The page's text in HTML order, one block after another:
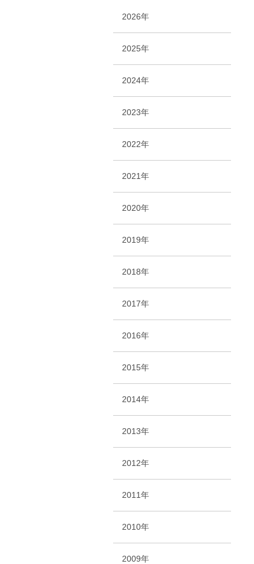
2026年
2025年
2024年
2023年
2022年
2021年
2020年
2019年
2018年
2017年
2016年
2015年
2014年
2013年
2012年
2011年
2010年
2009年